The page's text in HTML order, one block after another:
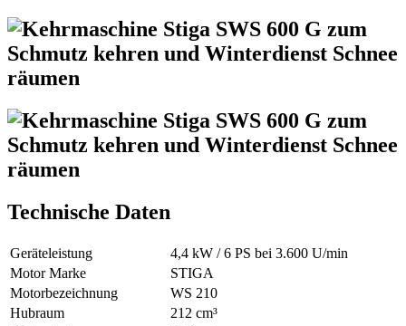
Technische Daten
Geräteleistung
4,4 kW / 6 PS bei 3.600 U/min
Motor Marke
STIGA
Motorbezeichnung
WS 210
Hubraum
212 cm³